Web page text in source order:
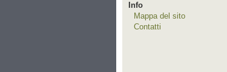
Info
Mappa del sito
Contatti